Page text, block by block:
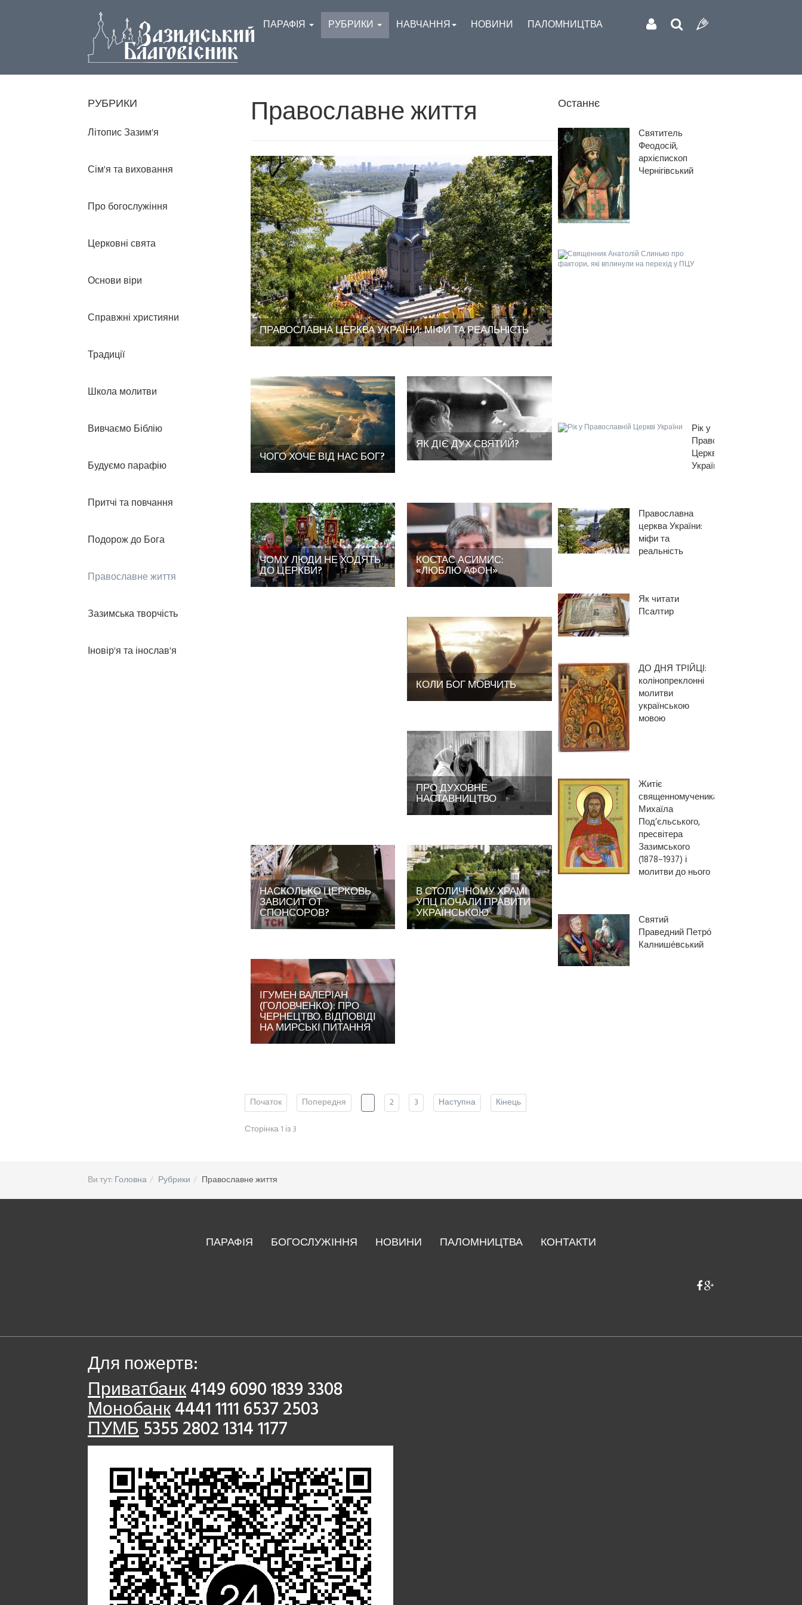
ПАРАФІЯ РУБРИКИ НАВЧАННЯ НОВИНИ ПАЛОМНИЦТВА
Православне життя
ПРАВОСЛАВНА ЦЕРКВА УКРАЇНИ: МІФИ ТА РЕАЛЬНIСТЬ
ЧОГО ХОЧЕ ВІД НАС БОГ?
ЯК ДІЄ ДУХ СВЯТИЙ?
ЧОМУ ЛЮДИ НЕ ХОДЯТЬ
ДО ЦЕРКВИ?
КОСТАС АСИМИС:
«ЛЮБЛЮ АФОН»
КОЛИ БОГ МОВЧИТЬ
ПРО ДУХОВНЕ
НАСТАВНИЦТВО
НАСКОЛЬКО ЦЕРКОВЬ
ЗАВИСИТ ОТ
СПОНСОРОВ?
В СТОЛИЧНОМУ ХРАМІ
УПЦ ПОЧАЛИ ПРАВИТИ
УКРАЇНСЬКОЮ
ІГУМЕН ВАЛЕРІАН
(ГОЛОВЧЕНКО): ПРО
ЧЕРНЕЦТВО. ВІДПОВІДІ
НА МИРСЬКІ ПИТАННЯ
Початок Попередня 2 3 Наступна
Кінець
Сторінка 1 із 3
РУБРИКИ
Літопис Зазим'я
Сім'я та виховання
Про богослужіння
Церковні свята
Основи віри
Справжні християни
Традиції
Школа молитви
Вивчаємо Біблію
Будуємо парафію
Притчі та повчання
Подорож до Бога
Православне життя
Зазимська творчість
Іновір'я та інослав'я
Останнє
Святитель
Феодосій,
архієпископ
Чернігівський
Рік у
Православній
Церкві
України
Православна
церква України:
міфи та
реальнiсть
Як читати
Псалтир
ДО ДНЯ ТРІЙЦІ:
колінопреклонні
молитви
українською
мовою
Житіє
священномученика
Михаїла
Под’єльського,
пресвітера
Зазимського
(1878–1937) і
молитви до нього
Святий
Праведний Петро́
Калнише́вський
Ви тут: Головна Рубрики Православне життя
ПАРАФІЯ БОГОСЛУЖІННЯ НОВИНИ ПАЛОМНИЦТВА КОНТАКТИ
Для пожертв:
Приватбанк4149 6090 1839 3308
Монобанк4441 1111 6537 2503
ПУМБ5355 2802 1314 1177